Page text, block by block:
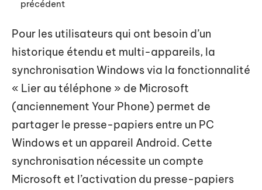
précédent
Pour les utilisateurs qui ont besoin d’un
historique étendu et multi-appareils, la
synchronisation Windows via la fonctionnalité
« Lier au téléphone » de Microsoft
(anciennement Your Phone) permet de
partager le presse-papiers entre un PC
Windows et un appareil Android. Cette
synchronisation nécessite un compte
Microsoft et l’activation du presse-papiers